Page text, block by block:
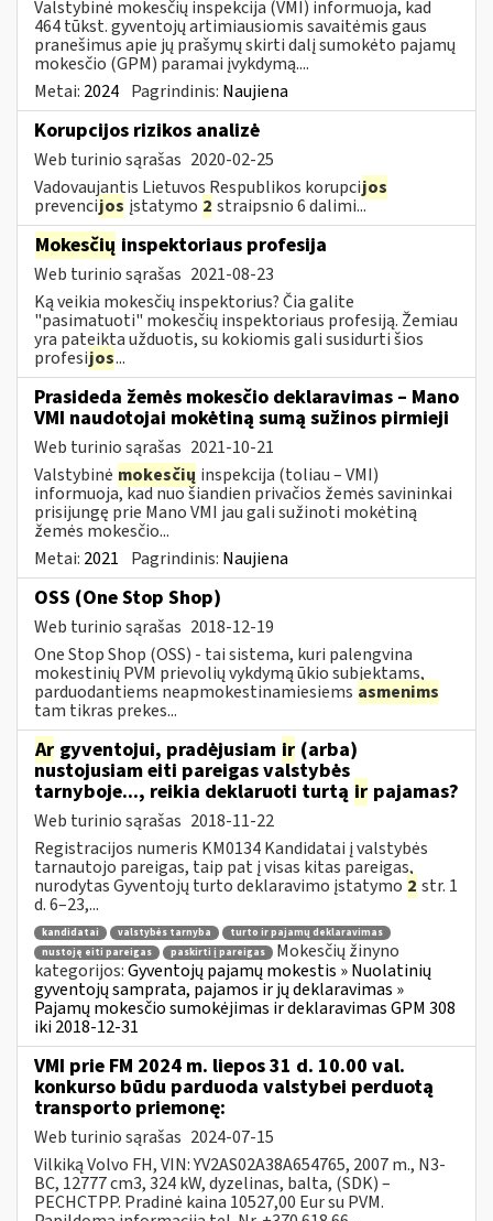
Valstybinė mokesčių inspekcija (VMI) informuoja, kad
464 tūkst. gyventojų artimiausiomis savaitėmis gaus
pranešimus apie jų prašymų skirti dalį sumokėto pajamų
mokesčio (GPM) paramai įvykdymą....
Metai: 2024 Pagrindinis: Naujiena
Korupcijos rizikos analizė
Web turinio sąrašas 2020-02-25
Vadovaujantis Lietuvos Respublikos korupcijos
prevencijos įstatymo 2 straipsnio 6 dalimi...
Mokesčių inspektoriaus profesija
Web turinio sąrašas 2021-08-23
Ką veikia mokesčių inspektorius? Čia galite
"pasimatuoti" mokesčių inspektoriaus profesiją. Žemiau
yra pateikta užduotis, su kokiomis gali susidurti šios
profesijos...
Prasideda žemės mokesčio deklaravimas – Mano
VMI naudotojai mokėtiną sumą sužinos pirmieji
Web turinio sąrašas 2021-10-21
Valstybinė mokesčių inspekcija (toliau – VMI)
informuoja, kad nuo šiandien privačios žemės savininkai
prisijungę prie Mano VMI jau gali sužinoti mokėtiną
žemės mokesčio...
Metai: 2021 Pagrindinis: Naujiena
OSS (One Stop Shop)
Web turinio sąrašas 2018-12-19
One Stop Shop (OSS) - tai sistema, kuri palengvina
mokestinių PVM prievolių vykdymą ūkio subjektams,
parduodantiems neapmokestinamiesiems asmenims
tam tikras prekes...
Ar gyventojui, pradėjusiam ir (arba)
nustojusiam eiti pareigas valstybės
tarnyboje..., reikia deklaruoti turtą ir pajamas?
Web turinio sąrašas 2018-11-22
Registracijos numeris KM0134 Kandidatai į valstybės
tarnautojo pareigas, taip pat į visas kitas pareigas,
nurodytas Gyventojų turto deklaravimo įstatymo 2 str. 1
d. 6–23,...
kandidatai valstybės tarnyba
turto ir pajamų deklaravimas
nustoję eiti pareigas
paskirti į pareigas
Mokesčių žinyno
kategorijos:Gyventojų pajamų mokestis » Nuolatinių
gyventojų samprata, pajamos ir jų deklaravimas »
Pajamų mokesčio sumokėjimas ir deklaravimas GPM 308
iki 2018-12-31
VMI prie FM 2024 m. liepos 31 d. 10.00 val.
konkurso būdu parduoda valstybei perduotą
transporto priemonę:
Web turinio sąrašas 2024-07-15
Vilkiką Volvo FH, VIN: YV2AS02A38A654765, 2007 m., N3-
BC, 12777 cm3, 324 kW, dyzelinas, balta, (SDK) –
PECHCTPP. Pradinė kaina 10527,00 Eur su PVM.